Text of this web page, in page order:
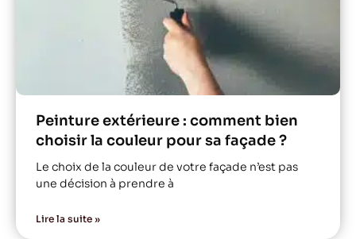
Peinture extérieure : comment bien
choisir la couleur pour sa façade ?
Le choix de la couleur de votre façade n’est pas
une décision à prendre à
Lire la suite »